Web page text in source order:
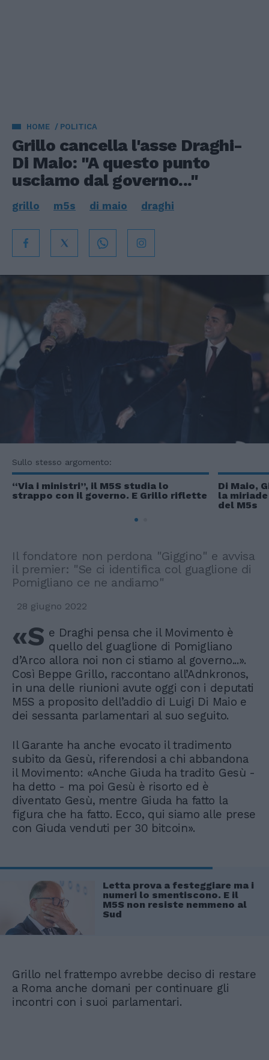
HOME POLITICA
Grillo cancella l'asse Draghi-
Di Maio: "A questo punto
usciamo dal governo..."
grillo m5s di maio draghi
Sullo stesso argomento:
“Via i ministri”, il M5S studia lo
strappo con il governo. E Grillo riflette
Di Maio,
la
del M5s
Il fondatore non perdona "Giggino" e avvisa
il premier: "Se ci identifica col guaglione di
Pomigliano ce ne andiamo"
28 giugno 2022
«S e Draghi pensa che il Movimento è
quello del guaglione di Pomigliano
d’Arco allora noi non ci stiamo al governo...».
Così Beppe Grillo, raccontano all’Adnkronos,
in una delle riunioni avute oggi con i deputati
M5S a proposito dell’addio di Luigi Di Maio e
dei sessanta parlamentari al suo seguito.
Il Garante ha anche evocato il tradimento
subito da Gesù, riferendosi a chi abbandona
il Movimento: «Anche Giuda ha tradito Gesù -
ha detto - ma poi Gesù è risorto ed è
diventato Gesù, mentre Giuda ha fatto la
figura che ha fatto. Ecco, qui siamo alle prese
con Giuda venduti per 30 bitcoin».
Letta prova a festeggiare ma i
numeri lo smentiscono. E il
M5S non resiste nemmeno al
Sud
Grillo nel frattempo avrebbe deciso di restare
a Roma anche domani per continuare gli
incontri con i suoi parlamentari.